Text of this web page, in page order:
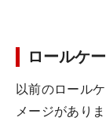
ロールケ
以前のロール
メージがあり